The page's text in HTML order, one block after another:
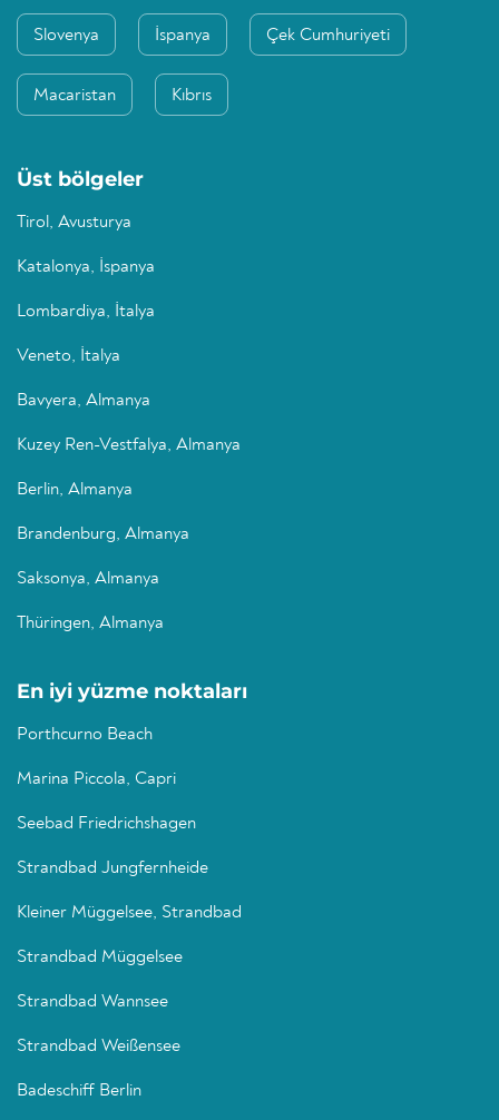
Slovenya İspanya Çek Cumhuriyeti
Macaristan Kıbrıs
Üst bölgeler
Tirol, Avusturya
Katalonya, İspanya
Lombardiya, İtalya
Veneto, İtalya
Bavyera, Almanya
Kuzey Ren-Vestfalya, Almanya
Berlin, Almanya
Brandenburg, Almanya
Saksonya, Almanya
Thüringen, Almanya
En iyi yüzme noktaları
Porthcurno Beach
Marina Piccola, Capri
Seebad Friedrichshagen
Strandbad Jungfernheide
Kleiner Müggelsee, Strandbad
Strandbad Müggelsee
Strandbad Wannsee
Strandbad Weißensee
Badeschiff Berlin